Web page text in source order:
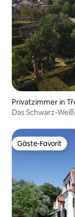
Privatzimmer in
Das Schwarz-
Gäste-Favorit
Gäste-Favorit